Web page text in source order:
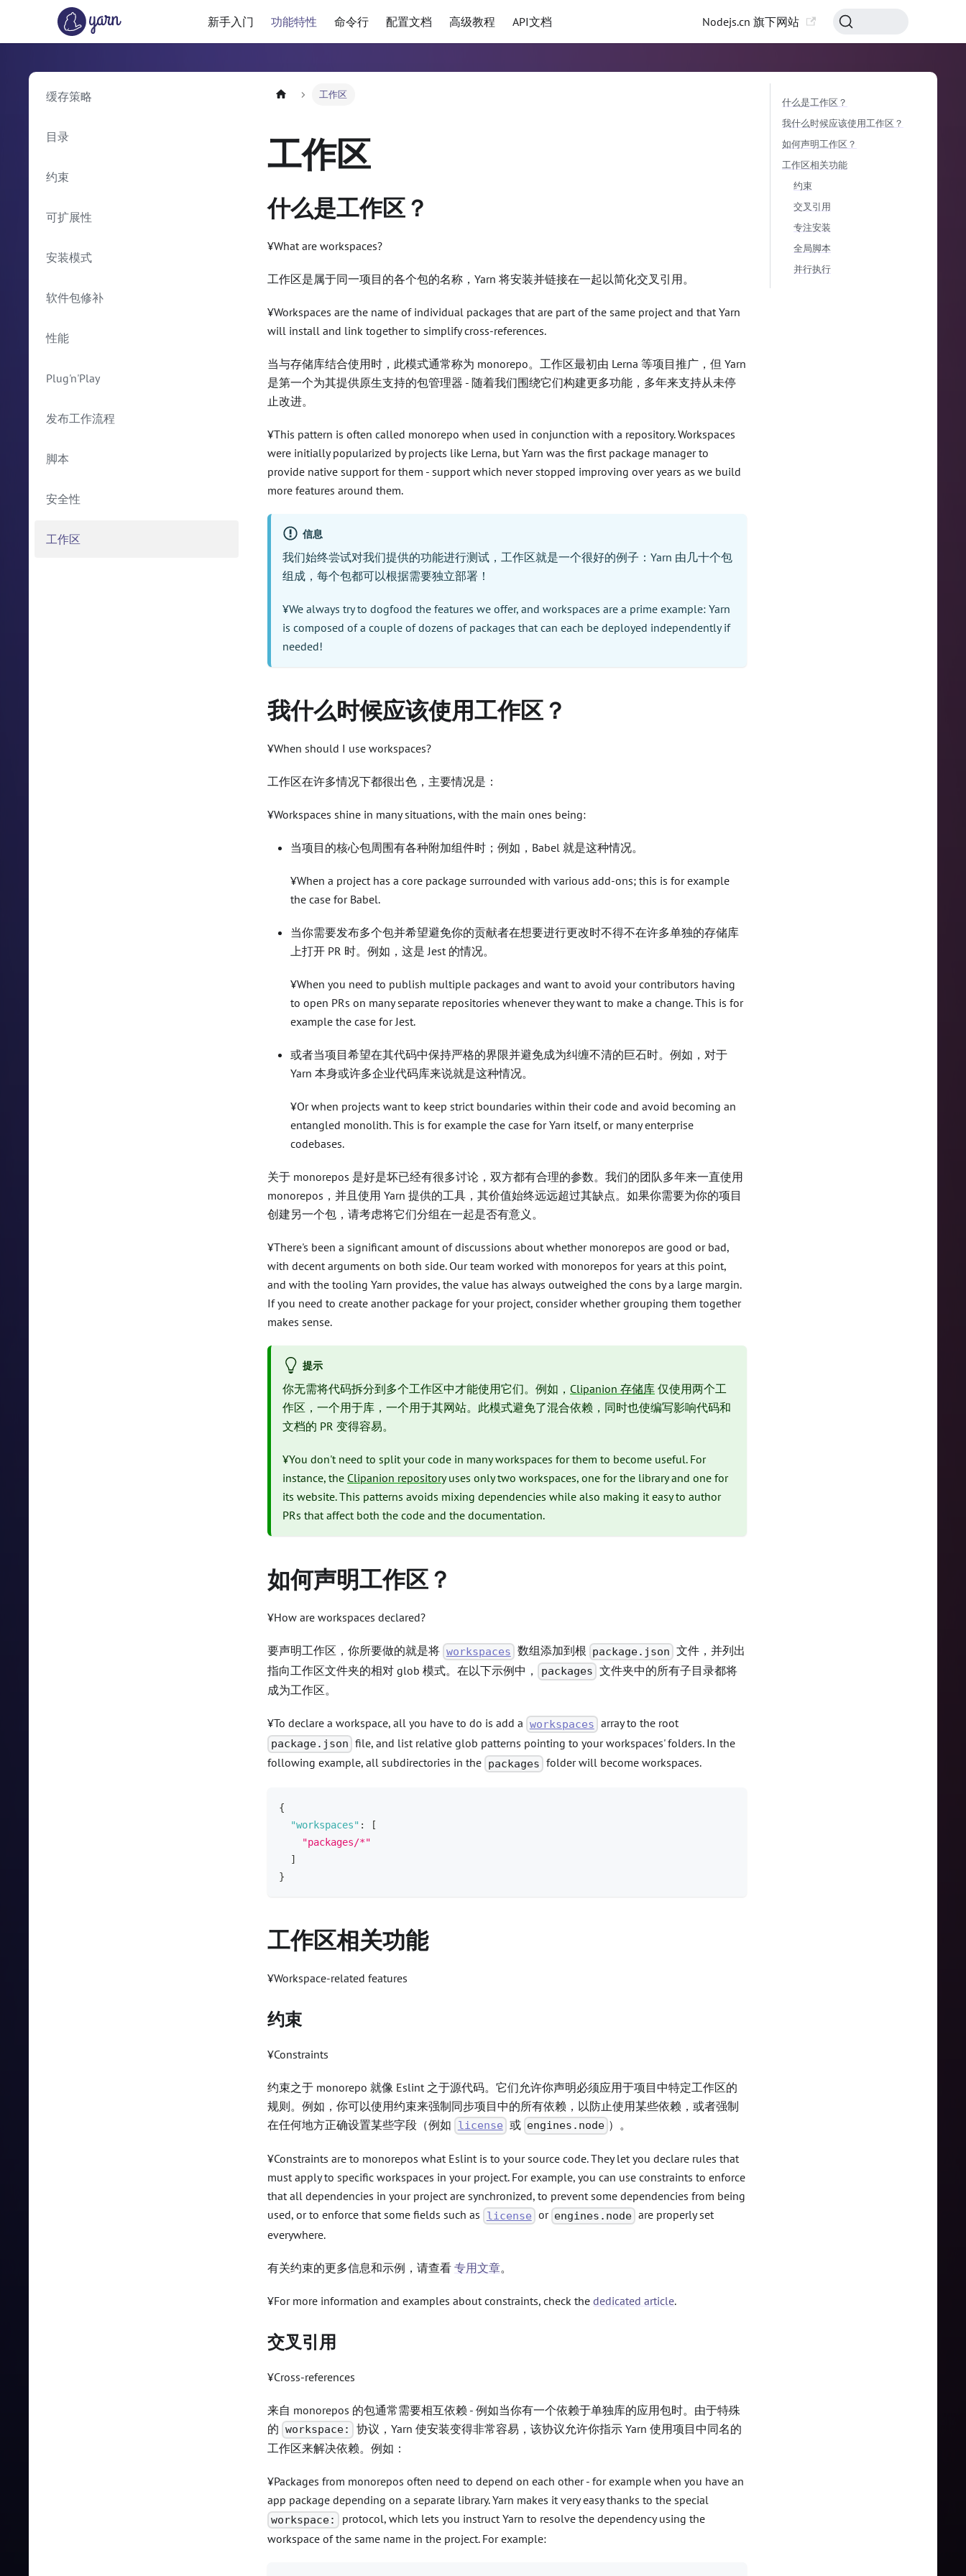
新手入门 功能特性 命令行 配置文档 高级教程 API文档 Nodejs.cn 旗下网站
缓存策略
目录
约束
可扩展性
安装模式
软件包修补
性能
Plug'n'Play
发布工作流程
脚本
安全性
工作区
工作区
工作区
什么是工作区？
¥What are workspaces?
工作区是属于同一项目的各个包的名称，Yarn 将安装并链接在一起以简化交叉引用。
¥Workspaces are the name of individual packages that are part of the same project and that Yarn
will install and link together to simplify cross-references.
当与存储库结合使用时，此模式通常称为 monorepo。工作区最初由 Lerna 等项目推广，但 Yarn
是第一个为其提供原生支持的包管理器 - 随着我们围绕它们构建更多功能，多年来支持从未停
止改进。
¥This pattern is often called monorepo when used in conjunction with a repository. Workspaces
were initially popularized by projects like Lerna, but Yarn was the first package manager to
provide native support for them - support which never stopped improving over years as we build
more features around them.
信息
我们始终尝试对我们提供的功能进行测试，工作区就是一个很好的例子：Yarn 由几十个包
组成，每个包都可以根据需要独立部署！
¥We always try to dogfood the features we offer, and workspaces are a prime example: Yarn
is composed of a couple of dozens of packages that can each be deployed independently if
needed!
我什么时候应该使用工作区？
¥When should I use workspaces?
工作区在许多情况下都很出色，主要情况是：
¥Workspaces shine in many situations, with the main ones being:
当项目的核心包周围有各种附加组件时；例如，Babel 就是这种情况。
¥When a project has a core package surrounded with various add-ons; this is for example
the case for Babel.
当你需要发布多个包并希望避免你的贡献者在想要进行更改时不得不在许多单独的存储库
上打开 PR 时。例如，这是 Jest 的情况。
¥When you need to publish multiple packages and want to avoid your contributors having
to open PRs on many separate repositories whenever they want to make a change. This is for
example the case for Jest.
或者当项目希望在其代码中保持严格的界限并避免成为纠缠不清的巨石时。例如，对于
Yarn 本身或许多企业代码库来说就是这种情况。
¥Or when projects want to keep strict boundaries within their code and avoid becoming an
entangled monolith. This is for example the case for Yarn itself, or many enterprise
codebases.
关于 monorepos 是好是坏已经有很多讨论，双方都有合理的参数。我们的团队多年来一直使用
monorepos，并且使用 Yarn 提供的工具，其价值始终远远超过其缺点。如果你需要为你的项目
创建另一个包，请考虑将它们分组在一起是否有意义。
¥There's been a significant amount of discussions about whether monorepos are good or bad,
with decent arguments on both side. Our team worked with monorepos for years at this point,
and with the tooling Yarn provides, the value has always outweighed the cons by a large margin.
If you need to create another package for your project, consider whether grouping them together
makes sense.
提示
你无需将代码拆分到多个工作区中才能使用它们。例如， Clipanion 存储库 仅使用两个工
作区，一个用于库，一个用于其网站。此模式避免了混合依赖，同时也使编写影响代码和
文档的 PR 变得容易。
¥You don't need to split your code in many workspaces for them to become useful. For
instance, the Clipanion repositoryuses only two workspaces, one for the library and one for
its website. This patterns avoids mixing dependencies while also making it easy to author
PRs that affect both the code and the documentation.
如何声明工作区？
¥How are workspaces declared?
要声明工作区，你所要做的就是将 workspaces 数组添加到根 package.json 文件，并列出
指向工作区文件夹的相对 glob 模式。在以下示例中，
packages 文件夹中的所有子目录都将
成为工作区。
¥To declare a workspace, all you have to do is add a workspaces array to the root
package.json file, and list relative glob patterns pointing to your workspaces' folders. In the
following example, all subdirectories in the packages folder will become workspaces.
{
"workspaces" :
[
"packages/*"
]
}
工作区相关功能
¥Workspace-related features
约束
¥Constraints
约束之于 monorepo 就像 Eslint 之于源代码。它们允许你声明必须应用于项目中特定工作区的
规则。例如，你可以使用约束来强制同步项目中的所有依赖，以防止使用某些依赖，或者强制
在任何地方正确设置某些字段（例如
license 或 engines.node ）。
¥Constraints are to monorepos what Eslint is to your source code. They let you declare rules that
must apply to specific workspaces in your project. For example, you can use constraints to enforce
that all dependencies in your project are synchronized, to prevent some dependencies from being
used, or to enforce that some fields such as
license or engines.node are properly set
everywhere.
有关约束的更多信息和示例，请查看 专用文章。
¥For more information and examples about constraints, check the dedicated article.
交叉引用
¥Cross-references
来自 monorepos 的包通常需要相互依赖 - 例如当你有一个依赖于单独库的应用包时。由于特殊
的 workspace: 协议，Yarn 使安装变得非常容易，该协议允许你指示 Yarn 使用项目中同名的
工作区来解决依赖。例如：
¥Packages from monorepos often need to depend on each other - for example when you have an
app package depending on a separate library. Yarn makes it very easy thanks to the special
workspace: protocol, which lets you instruct Yarn to resolve the dependency using the
workspace of the same name in the project. For example:
什么是工作区？
我什么时候应该使用工作区？
如何声明工作区？
工作区相关功能
约束
交叉引用
专注安装
全局脚本
并行执行